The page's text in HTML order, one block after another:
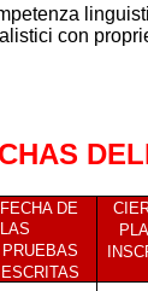
con
FECHA DE
LAS
PRUEBAS
ESCRITAS